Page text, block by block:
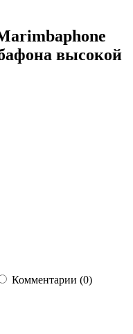
высокой
Комментарии (0)